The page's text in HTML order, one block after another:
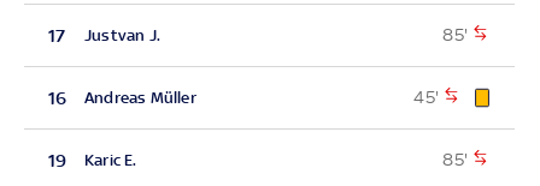
17 Justvan J. 85'
16 Andreas Müller 45'
19 Karic E. 85'